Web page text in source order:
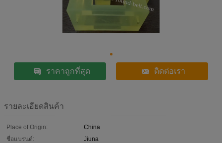
ราคาถูกที่สุด ติดต่อเรา
รายละเอียดสินค้า
Place of Origin:
China
ชื่อแบรนด์:
Jiuna